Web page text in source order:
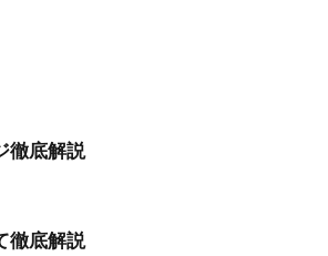
徹底解説
徹底解説